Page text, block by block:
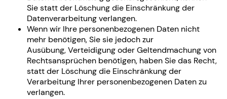
Sie statt der Löschung die Einschränkung der
Datenverarbeitung verlangen.
Wenn wir Ihre personenbezogenen Daten nicht
mehr benötigen, Sie sie jedoch zur
Ausübung, Verteidigung oder Geltendmachung von
Rechtsansprüchen benötigen, haben Sie das Recht,
statt der Löschung die Einschränkung der
Verarbeitung Ihrer personenbezogenen Daten zu
verlangen.